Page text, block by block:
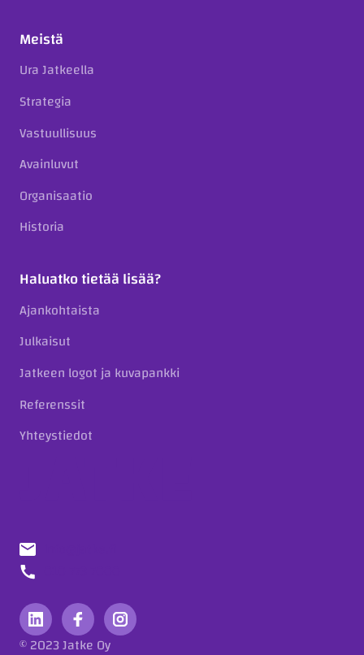
Meistä
Ura Jatkeella
Strategia
Vastuullisuus
Avainluvut
Organisaatio
Historia
Haluatko tietää lisää?
Ajankohtaista
Julkaisut
Jatkeen logot ja kuvapankki
Referenssit
Yhteystiedot
© 2023 Jatke Oy